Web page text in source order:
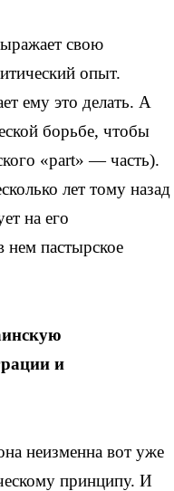
свою
опыт.
ему это делать. А
борьбе, чтобы
«part» — часть).
лет тому назад
на его
пастырское
и
неизменна вот уже
принципу. И